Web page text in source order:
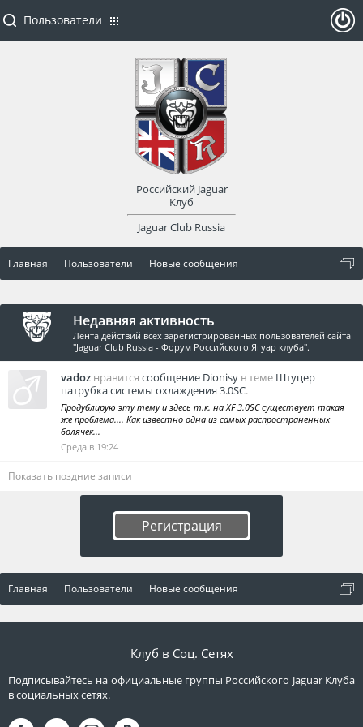
Главная Пользователи Новые сообщения
Недавняя активность
Лента действий всех зарегистрированных пользователей сайта
"Jaguar Club Russia - Форум Российского Ягуар клуба".
vadoz нравится сообщение Dionisy в теме Штуцер
патрубка системы охлаждения 3.0SC.
Продублирую эту тему и здесь т.к. на XF 3.0SC существует такая
же проблема.... Как известно одна из самых распространенных
болячек...
Среда в 19:24
Показать поздние записи
Регистрация
Главная Пользователи Новые сообщения
Пользователи
Российский Jaguar
Клуб
Jaguar Club Russia
оват
Клуб в Соц. Сетях
Подписывайтесь на официальные группы Российского Jaguar Клуба
в социальных сетях.